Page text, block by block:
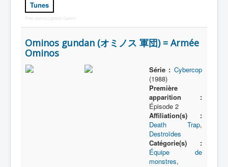
Tunes
Free Joomla Lightbox Gallery
Ominos gundan (オミノス 軍団) = Armée
Ominos
Série : Cybercop
(1988)
Première
apparition :
Épisode 2
Affiliation(s) :
Death Trap,
Destroïdes
Catégorie(s) :
Équipe de
monstres,